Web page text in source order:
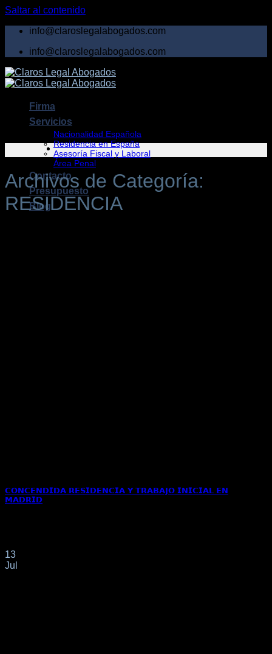
Saltar al contenido
info@claroslegalabogados.com
info@claroslegalabogados.com
Firma
Servicios
Nacionalidad Española
Residencia en España
Asesoría Fiscal y Laboral
Área Penal
Contacto
Presupuesto
Blog
Archivos de Categoría:
RESIDENCIA
𝗖𝗢𝗡𝗖𝗘𝗡𝗗𝗜𝗗𝗔 𝗥𝗘𝗦𝗜𝗗𝗘𝗡𝗖𝗜𝗔 𝗬 𝗧𝗥𝗔𝗕𝗔𝗝𝗢 𝗜𝗡𝗜𝗖𝗜𝗔𝗟 𝗘𝗡
𝗠𝗔𝗗𝗥𝗜𝗗
13
Jul